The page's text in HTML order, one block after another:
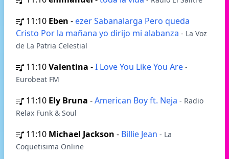
11:10 Eben - ezer Sabanalarga Pero queda
Cristo Por la mañana yo dirijo mi alabanza - La Voz
de La Patria Celestial
11:10Valentina -I Love You Like You Are -
Eurobeat FM
11:10 Ely Bruna -American Boy ft. Neja - Radio
Relax Funk & Soul
11:10 Michael Jackson - Billie Jean - La
Coquetisima Online